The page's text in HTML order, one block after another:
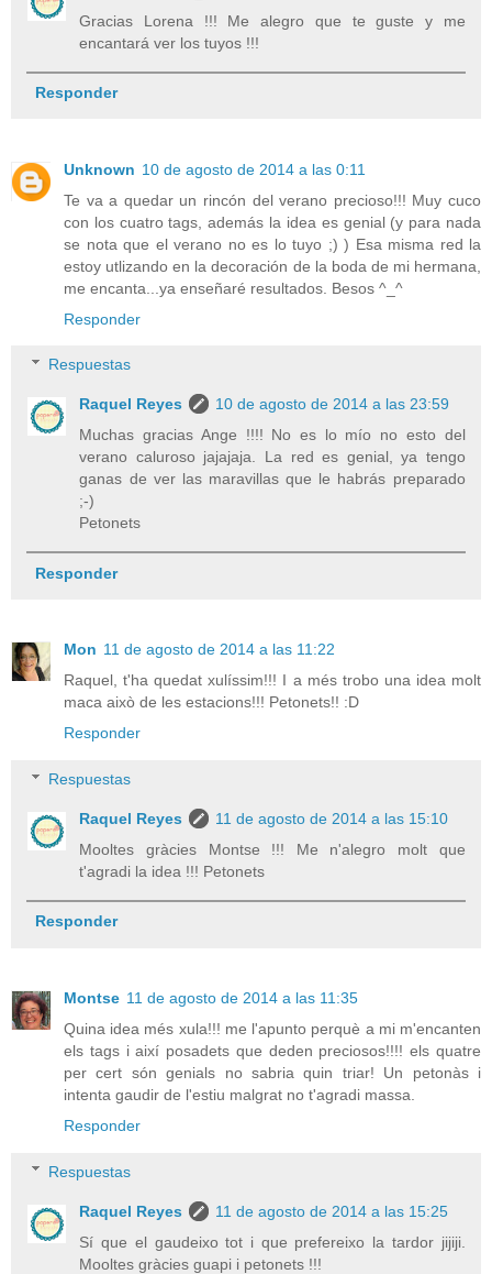
Gracias Lorena !!! Me alegro que te guste y me
encantará ver los tuyos !!!
Responder
Unknown 10 de agosto de 2014 a las 0:11
Te va a quedar un rincón del verano precioso!!! Muy cuco
con los cuatro tags, además la idea es genial (y para nada
se nota que el verano no es lo tuyo ;) ) Esa misma red la
estoy utlizando en la decoración de la boda de mi hermana,
me encanta...ya enseñaré resultados. Besos ^_^
Responder
Respuestas
Raquel Reyes
10 de agosto de 2014 a las 23:59
Muchas gracias Ange !!!! No es lo mío no esto del
verano caluroso jajajaja. La red es genial, ya tengo
ganas de ver las maravillas que le habrás preparado
;-)
Petonets
Responder
Mon 11 de agosto de 2014 a las 11:22
Raquel, t'ha quedat xulíssim!!! I a més trobo una idea molt
maca això de les estacions!!! Petonets!! :D
Responder
Respuestas
Raquel Reyes
11 de agosto de 2014 a las 15:10
Mooltes gràcies Montse !!! Me n'alegro molt que
t'agradi la idea !!! Petonets
Responder
Montse 11 de agosto de 2014 a las 11:35
Quina idea més xula!!! me l'apunto perquè a mi m'encanten
els tags i així posadets que deden preciosos!!!! els quatre
per cert són genials no sabria quin triar! Un petonàs i
intenta gaudir de l'estiu malgrat no t'agradi massa.
Responder
Respuestas
Raquel Reyes
11 de agosto de 2014 a las 15:25
Sí que el gaudeixo tot i que prefereixo la tardor jijiji.
Mooltes gràcies guapi i petonets !!!